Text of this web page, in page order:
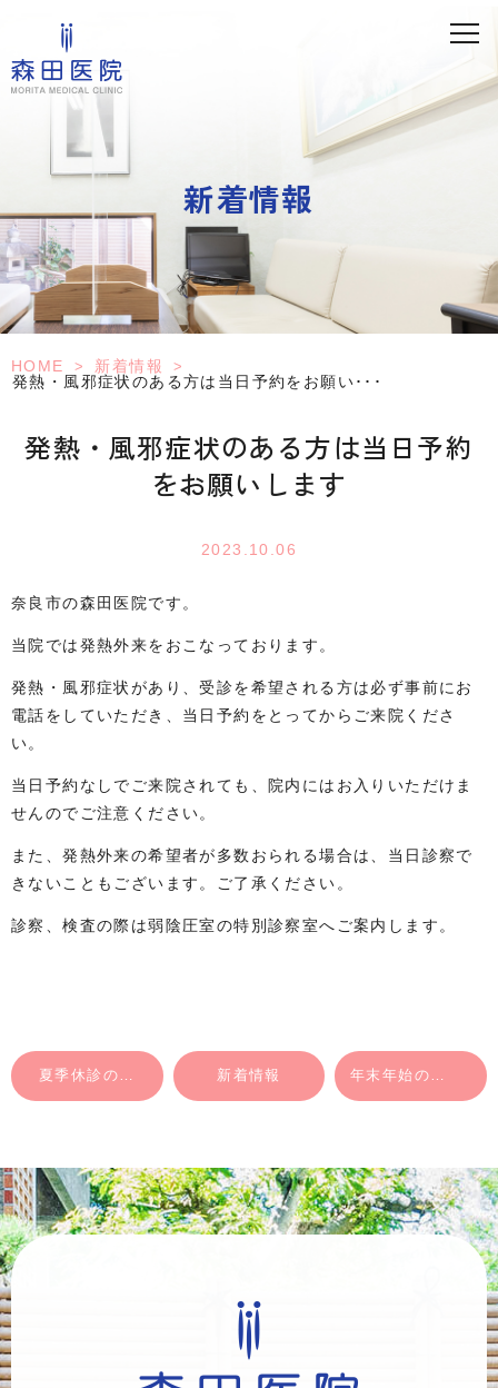
新着情報
HOME > 新着情報 >
発熱・風邪症状のある方は当日予約をお願い･･･
発熱・風邪症状のある方は当日予約
をお願いします
2023.10.06
奈良市の森田医院です。
当院では発熱外来をおこなっております。
発熱・風邪症状があり、受診を希望される方は必ず事前にお
電話をしていただき、当日予約をとってからご来院くださ
い。
当日予約なしでご来院されても、院内にはお入りいただけま
せんのでご注意ください。
また、発熱外来の希望者が多数おられる場合は、当日診察で
きないこともございます。ご了承ください。
診察、検査の際は弱陰圧室の特別診察室へご案内します。
夏季休診のお知らせ 新着情報 年末年始の休診のお知らせ